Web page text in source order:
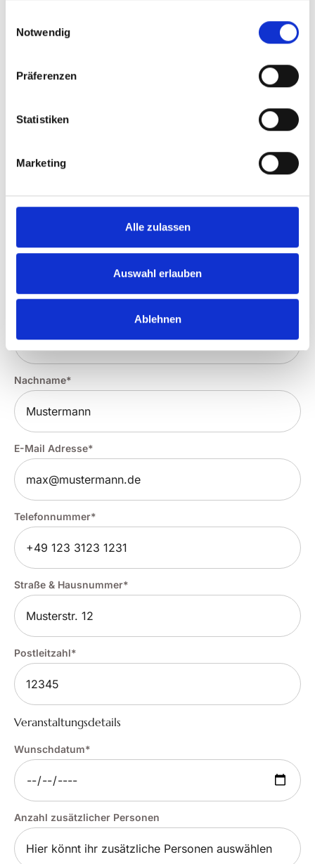
Notwendig
Präferenzen
Statistiken
Marketing
Alle zulassen
Auswahl erlauben
Ablehnen
Altersempfehlung: ab 6 Jahre
Geburtstagskind (jede weitere Person +49 €,
Deine Buchungsanfrage
berechnen wir dir direkt dein Angebot. Alle Felder mit
einem * sind Pflichtfelder.
Nachname*
E-Mail Adresse*
Telefonnummer*
Straße & Hausnummer*
Postleitzahl*
Veranstaltungsdetails
Wunschdatum*
Anzahl zusätzlicher Personen